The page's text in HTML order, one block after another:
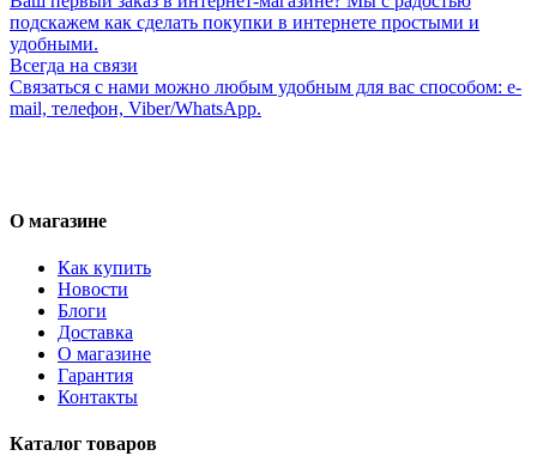
подскажем как сделать покупки в интернете простыми и
удобными.
Всегда на связи
Связаться с нами можно любым удобным для вас способом: e-
mail, телефон, Viber/WhatsApp.
О магазине
Как купить
Новости
Блоги
Доставка
О магазине
Гарантия
Контакты
Каталог товаров